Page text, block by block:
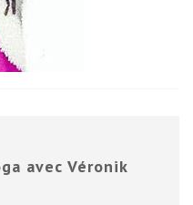
avec Véronik